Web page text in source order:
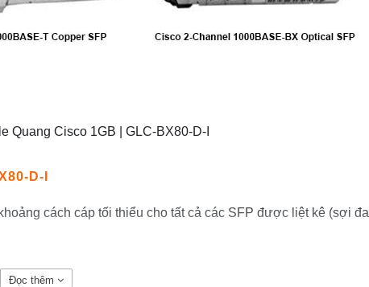
Quang Cisco 1GB | GLC-BX80-D-I
D-I
cách cáp tối thiểu cho tất cả các SFP được liệt kê (sợi đa
Đọc thêm